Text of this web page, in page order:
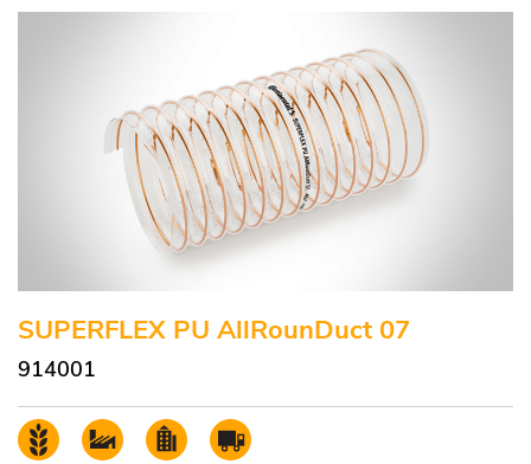
SUPERFLEX PU AllRounDuct 07
914001